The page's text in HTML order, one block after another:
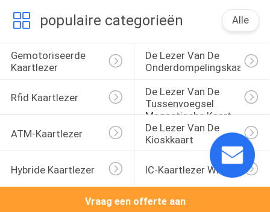
populaire categorieën Alle
Gemotoriseerde
Kaartlezer
De Lezer Van De
Onderdompelingskaart
Rfid Kaartlezer
De Lezer Van De
Tussenvoegsel
Magnetische Kaart
ATM-Kaartlezer
De Lezer Van De
Kioskkaart
Hybride Kaartlezer IC-Kaartlezer Writer
Vraag een offerte aan